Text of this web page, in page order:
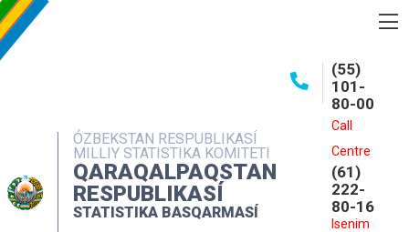
ÓZBEKSTAN RESPUBLIKASÍ
MILLIY STATISTIKA KOMITETI
QARAQALPAQSTAN
RESPUBLIKASÍ
STATISTIKA BASQARMASÍ
(55)
101-
80-00
Call
Centre
(61)
222-
80-16
Isenim
INTERAKTIV XIZMETLER
MÁLIMLEME XIZMETI
MÚRÁJAATLAR